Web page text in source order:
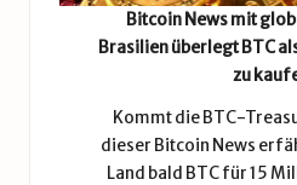
Bitcoin News mit
Brasilien überlegt BTC
zu
Kommt die BTC-
dieser Bitcoin News
Land bald BTC für 15